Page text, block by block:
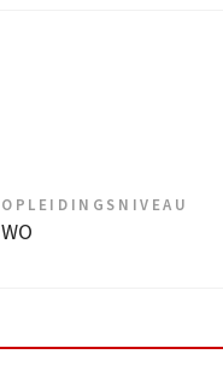
OPLEIDINGSNIVEAU
WO